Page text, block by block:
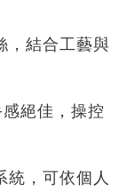
，結合工藝與
絕佳，操控
統，可依個人